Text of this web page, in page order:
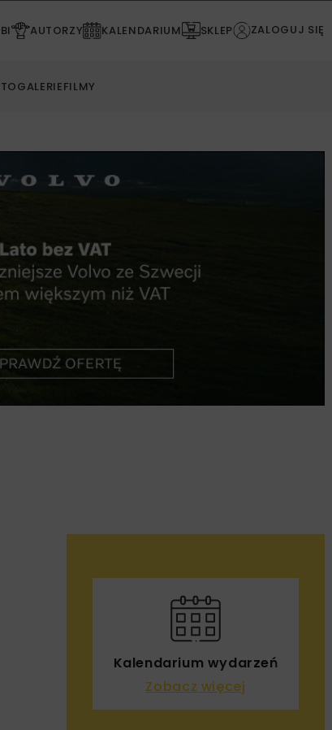
AUTORZY KALENDARIUM SKLEP ZALOGUJ SIĘ
FILMY
Kalendarium wydarzeń
Zobacz więcej